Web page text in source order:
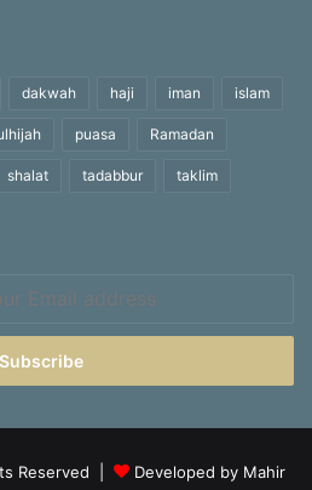
dakwah haji iman islam
puasa Ramadan
shalat tadabbur taklim
Reserved | Developed by Mahir